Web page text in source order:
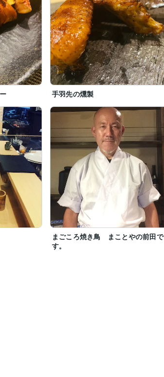
手羽先の燻製
まごころ焼き鳥 まことやの前田で
す。